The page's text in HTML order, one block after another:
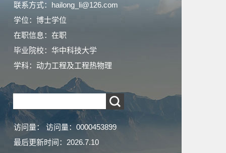
联系方式：hailong_li@126.com
学位：博士学位
在职信息：在职
毕业院校：华中科技大学
学科：动力工程及工程热物理
访问量： 访问量： 0000453899
最后更新时间： 2026.7.10